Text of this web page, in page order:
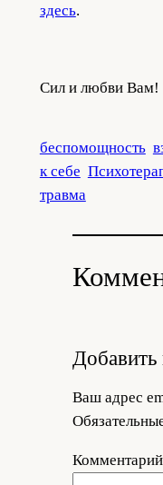
здесь.
Сил и любви Вам!
беспомощность
к себе
травма
Ваш адрес
Комментарий